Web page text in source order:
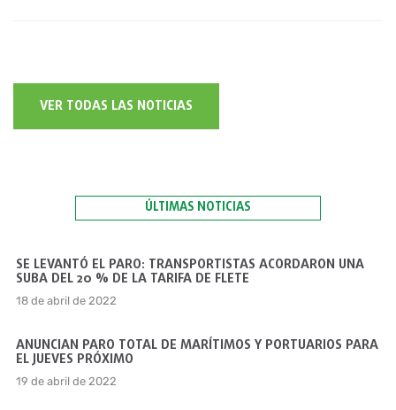
VER TODAS LAS NOTICIAS
ÚLTIMAS NOTICIAS
SE LEVANTÓ EL PARO: TRANSPORTISTAS ACORDARON UNA
SUBA DEL 20 % DE LA TARIFA DE FLETE
18 de abril de 2022
ANUNCIAN PARO TOTAL DE MARÍTIMOS Y PORTUARIOS PARA
EL JUEVES PRÓXIMO
19 de abril de 2022